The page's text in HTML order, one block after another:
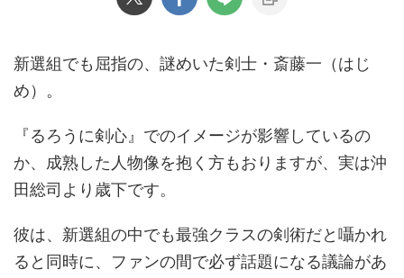
新選組でも屈指の、謎めいた剣士・斎藤一（はじ
め）。
『るろうに剣心』でのイメージが影響しているの
か、成熟した人物像を抱く方もおりますが、実は沖
田総司より歳下です。
彼は、新選組の中でも最強クラスの剣術だと囁かれ
ると同時に、ファンの間で必ず話題になる議論があ